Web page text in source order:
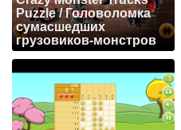
Puzzle / Головоломка
сумасшедших
грузовиков-монстров